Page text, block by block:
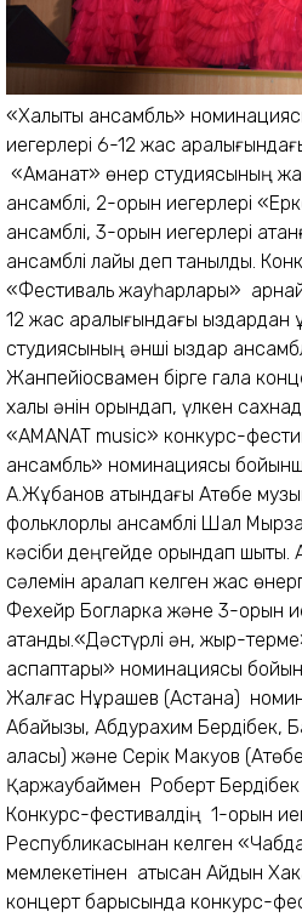
«Халықтық ансамбль»
иегерлері 6-12 жас
«Аманат» өнер студиясының
ансамблі, 2-орын иегерлері
ансамблі, 3-орын иегерлері
ансамблі лайық деп танылды.
«Фестиваль жауһарлары»
12 жас аралығындағы қыздардан
студиясының әнші қыздар
Жанпейіосвамен бірге гала
халық әнін орындап, үлкен
«AMANAT music» конкурс-
ансамбль» номинациясы
А.Жұбанов атындағы Ақтөбе
фольклорлық ансамблі Шал
кәсіби деңгейде орындап шықты.
сәлемін арқалап келген жас
Фехейр Богларка және 3-орын
атанды.«Дәстүрлі ән, жыр-
аспаптары» номинациясы
Жалғас Нұрашев (Астана)
Абайқызы, Абдурахим Бердібек,
қаласы) және Серік Макуов
Қаржаубаймен Роберт
Конкурс-фестивалдің 1-орын
Республикасынан келген
мемлекетінен қатысқан Айдын
концерт барысында конкурс-